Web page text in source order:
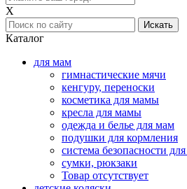
X
Каталог
для мам
гимнастические мячи
кенгуру, переноски
косметика для мамы
кресла для мамы
одежда и белье для мам
подушки для кормления
система безопасности
сумки, рюкзаки
Товар отсутствует